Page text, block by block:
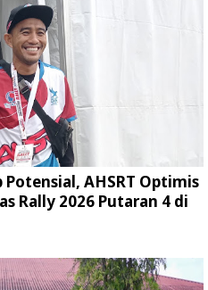
AHSRT Optimis
Rally 2026 Putaran 4 di